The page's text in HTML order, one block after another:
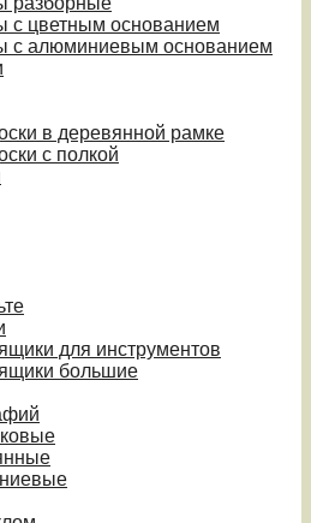
с цветным основанием
с алюминиевым основанием
в деревянной рамке
с полкой
для инструментов
большие